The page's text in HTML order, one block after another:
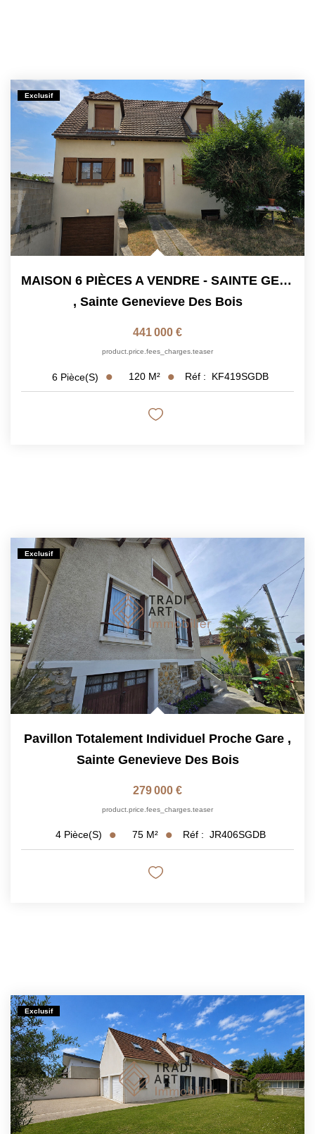
Exclusif
MAISON 6 PIÈCES A VENDRE - SAINTE GENEVIÈVE DES BOIS
, Sainte Genevieve Des Bois
441 000 €
product.price.fees_charges.teaser
6 Pièce(s) 120 M² Réf : KF419SGDB
Exclusif
Pavillon Totalement Individuel Proche Gare ,
Sainte Genevieve Des Bois
279 000 €
product.price.fees_charges.teaser
4 Pièce(s) 75 M² Réf : JR406SGDB
Exclusif